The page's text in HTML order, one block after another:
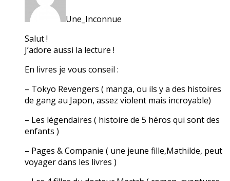
Une_Inconnue
Salut !
J’adore aussi la lecture !
En livres je vous conseil :
– Tokyo Revengers ( manga, ou ils y a des histoires
de gang au Japon, assez violent mais incroyable)
– Les légendaires ( histoire de 5 héros qui sont des
enfants )
– Pages & Companie ( une jeune fille,Mathilde, peut
voyager dans les livres )